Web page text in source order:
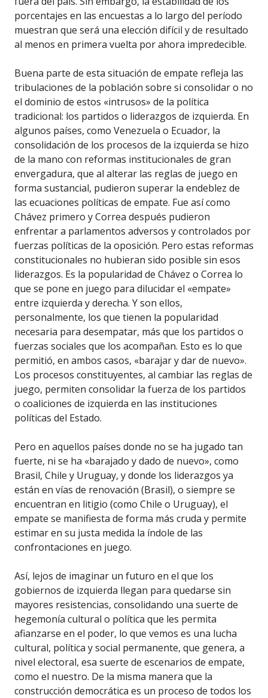
porcentajes en las encuestas a lo largo del período
muestran que será una elección difícil y de resultado
­al menos en primera vuelta­ por ahora impredecible.
Buena parte de esta situación de empate refleja las
tribulaciones de la población sobre si consolidar o no
el dominio de estos «intrusos» de la política
tradicional: los partidos o liderazgos de izquierda. En
algunos países, como Venezuela o Ecuador, la
consolidación de los procesos de la izquierda se hizo
de la mano con reformas institucionales de gran
envergadura, que al alterar las reglas de juego en
forma sustancial, pudieron superar la endeblez de
las ecuaciones políticas de empate. Fue así como
Chávez primero y Correa después pudieron
enfrentar a parlamentos adversos y controlados por
fuerzas políticas de la oposición. Pero estas reformas
constitucionales no hubieran sido posible sin esos
liderazgos. Es la popularidad de Chávez o Correa lo
que se pone en juego para dilucidar el «empate»
entre izquierda y derecha. Y son ellos,
personalmente, los que tienen la popularidad
necesaria para desempatar, más que los partidos o
fuerzas sociales que los acompañan. Esto es lo que
permitió, en ambos casos, «barajar y dar de nuevo».
Los procesos constituyentes, al cambiar las reglas de
juego, permiten consolidar la fuerza de los partidos
o coaliciones de izquierda en las instituciones
políticas del Estado.
Pero en aquellos países donde no se ha jugado tan
fuerte, ni se ha «barajado y dado de nuevo», como
Brasil, Chile y Uruguay, y donde los liderazgos ya
están en vías de renovación (Brasil), o siempre se
encuentran en litigio (como Chile o Uruguay), el
empate se manifiesta de forma más cruda y permite
estimar en su justa medida la índole de las
confrontaciones en juego.
Así, lejos de imaginar un futuro en el que los
gobiernos de izquierda llegan para quedarse sin
mayores resistencias, consolidando una suerte de
hegemonía cultural o política que les permita
afianzarse en el poder, lo que vemos es una lucha
cultural, política y social permanente, que genera, a
nivel electoral, esa suerte de escenarios de empate,
como el nuestro. De la misma manera que la
construcción democrática es un proceso de todos los